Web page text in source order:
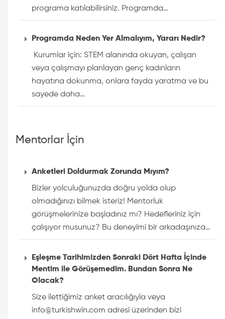
programa katılabilirsiniz. Programda…
Programda Neden Yer Almalıyım, Yararı Nedir?
Kurumlar için: STEM alanında okuyan, çalışan
veya çalışmayı planlayan genç kadınların
hayatına dokunma, onlara fayda yaratma ve bu
sayede daha…
Mentorlar İçin
Anketleri Doldurmak Zorunda Mıyım?
Bizler yolculuğunuzda doğru yolda olup
olmadığınızı bilmek isteriz! Mentorluk
görüşmelerinize başladınız mı? Hedefleriniz için
çalışıyor musunuz? Bu deneyimi bir arkadaşınıza…
Eşleşme Tarihimizden Sonraki Dört Hafta İçinde
Mentim ile Görüşemedim. Bundan Sonra Ne
Olacak?
Size ilettiğimiz anket aracılığıyla veya
info@turkishwin.com adresi üzerinden bizi